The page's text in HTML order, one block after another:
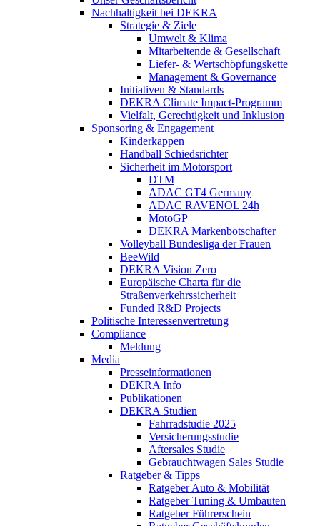
Nachhaltigkeit bei DEKRA
Strategie & Ziele
Umwelt & Klima
Mitarbeitende & Gesellschaft
Liefer- & Wertschöpfungskette
Management & Governance
Initiativen & Standards
DEKRA Climate Impact-Programm
Vielfalt, Gerechtigkeit und Inklusion​
Sponsoring & Engagement
Kinderkappen
Handball Schiedsrichter
Sicherheit im Motorsport
DTM
ADAC GT4 Germany
ADAC RAVENOL 24h
MotoGP
DEKRA Markenbotschafter
Volleyball Bundesliga der Frauen
BeeWild
DEKRA Vision Zero
Europäische Charta für die
Straßenverkehrssicherheit
Funded R&D Projects
Politische Interessenvertretung
Compliance
Meldung
Media
Presseinformationen
DEKRA Info
Publikationen
DEKRA Studien
Fahrradstudie 2025
Versicherungsstudie
Aftersales Studie
Gebrauchtwagen Sales Studie
Ratgeber & Tipps
Ratgeber Auto & Mobilität
Ratgeber Tuning & Umbauten
Ratgeber Führerschein